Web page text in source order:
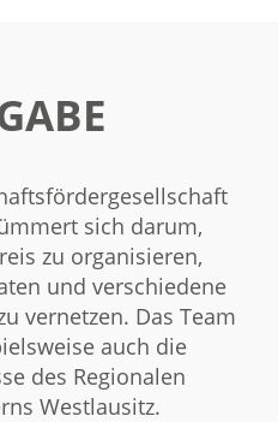
sich darum,
zu organisieren,
und verschiedene
vernetzen. Das Team
auch die
des Regionalen
Westlausitz.